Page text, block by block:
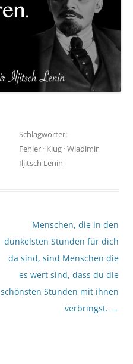
Schlagwörter:
Fehler · Klug ·Wladimir
Iljitsch Lenin
Menschen, die in den
dunkelsten Stunden für dich
da sind, sind Menschen die
es wert sind, dass du die
schönsten Stunden mit ihnen
verbringst. →